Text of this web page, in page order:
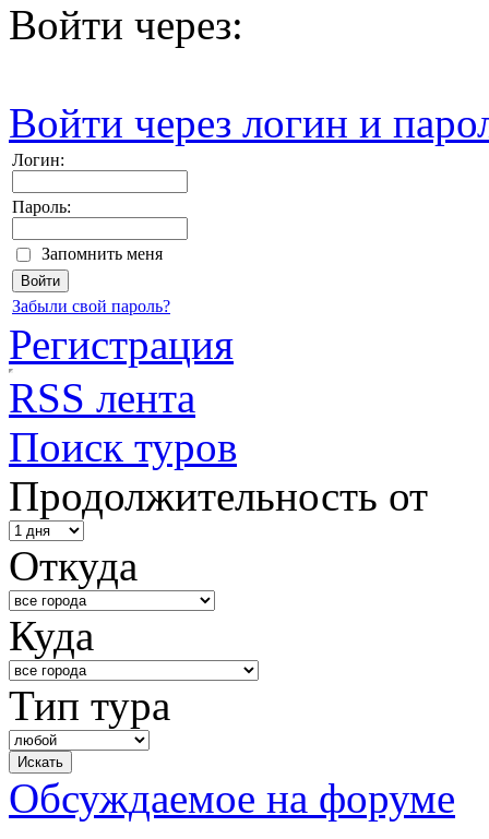
Войти через:
Войти через логин и
Логин:
Пароль:
Запомнить меня
Забыли свой пароль?
Регистрация
RSS лента
Поиск туров
Продолжительность от
Откуда
Куда
Тип тура
Обсуждаемое на форуме